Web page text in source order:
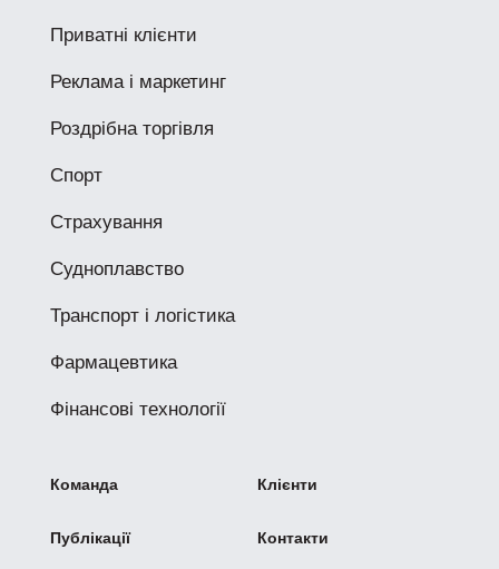
Приватні клієнти
Реклама і маркетинг
Роздрібна торгівля
Спорт
Страхування
Судноплавство
Транспорт і логістика
Фармацевтика
Фінансові технології
Команда Клієнти
Публікації Контакти